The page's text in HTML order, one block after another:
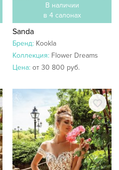
В наличии
в 4 салонах
Sanda
Бренд: Kookla
Коллекция: Flower Dreams
Цена: от 30 800 руб.